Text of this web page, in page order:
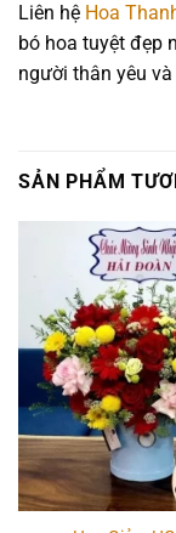
Liên hệ Hoa
bó hoa tuyệt đẹp
người thân yêu
SẢN PHẨM